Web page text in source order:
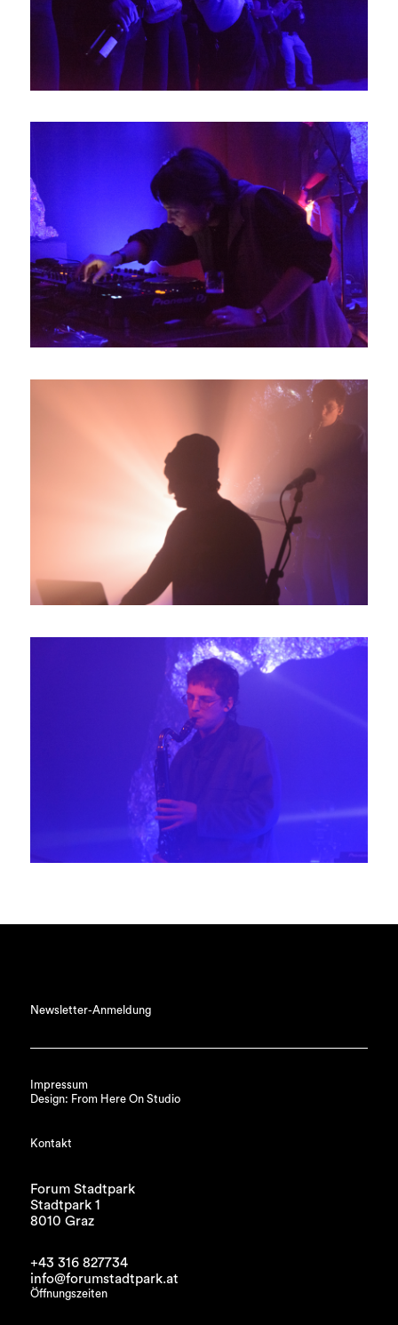
Newsletter-Anmeldung
Impressum
Design: From Here On Studio
Kontakt
Forum Stadtpark
Stadtpark 1
8010 Graz
+43 316 827734
info@forumstadtpark.at
Öffnungszeiten